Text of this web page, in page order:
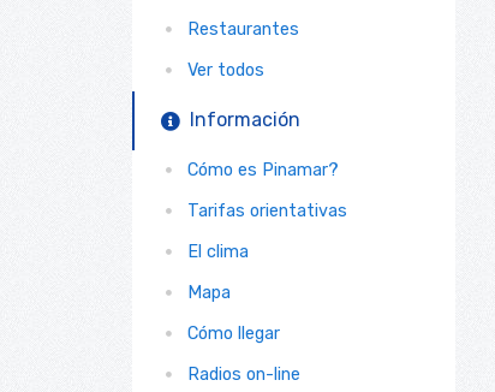
Restaurantes
Ver todos
Información
Cómo es Pinamar?
Tarifas orientativas
El clima
Mapa
Cómo llegar
Radios on-line